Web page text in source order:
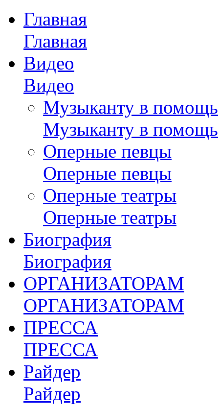
Главная
Главная
Видео
Видео
Музыканту в помощь
Музыканту в помощь
Оперные певцы
Оперные певцы
Оперные театры
Оперные театры
Биография
Биография
ОРГАНИЗАТОРАМ
ОРГАНИЗАТОРАМ
ПРЕССА
ПРЕССА
Райдер
Райдер